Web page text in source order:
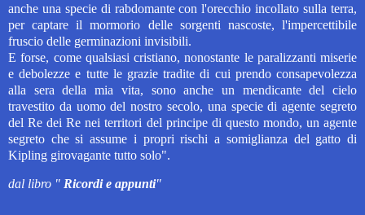
anche una specie di rabdomante con l'orecchio incollato sulla terra,
per captare il mormorio delle sorgenti nascoste, l'impercettibile
fruscio delle germinazioni invisibili.
E forse, come qualsiasi cristiano, nonostante le paralizzanti miserie
e debolezze e tutte le grazie tradite di cui prendo consapevolezza
alla sera della mia vita, sono anche un mendicante del cielo
travestito da uomo del nostro secolo, una specie di agente segreto
del Re dei Re nei territori del principe di questo mondo, un agente
segreto che si assume i propri rischi a somiglianza del gatto di
Kipling girovagante tutto solo".
dal libro " Ricordi e appunti"